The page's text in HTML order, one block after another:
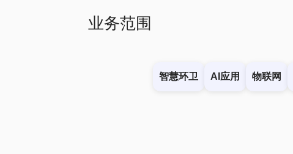
业务范围
智慧环卫 AI应用 物联网